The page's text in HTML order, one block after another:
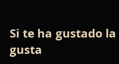
Si te ha gustado
gusta